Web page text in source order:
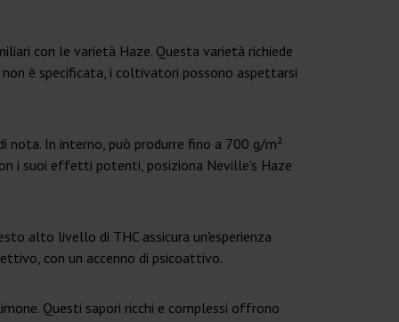
con le varietà Haze. Questa varietà richiede
è specificata, i coltivatori possono aspettarsi
In interno, può produrre fino a 700 g/m²
i suoi effetti potenti, posiziona Neville's Haze
alto livello di THC assicura un'esperienza
con un accenno di psicoattivo.
Questi sapori ricchi e complessi offrono